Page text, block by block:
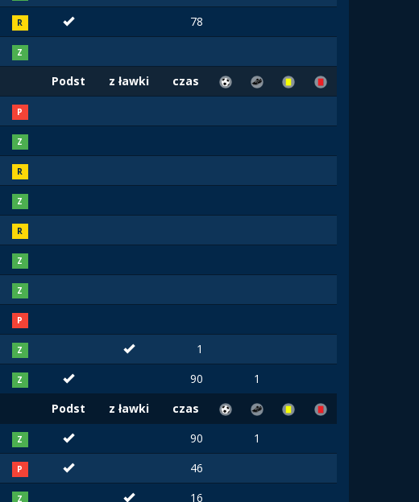
R
78
Z
Podst z ławki
czas
P
Z
R
Z
R
Z
Z
P
Z
1
Z 90
1
Podst z ławki
czas
Z 90
1
P
46
Z 16